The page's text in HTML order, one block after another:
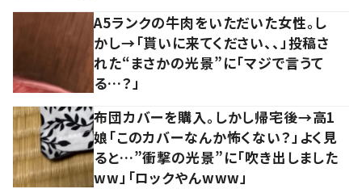
A5ランクの牛肉をいただいた女性。し
かし→「貰いに来てください、、」投稿さ
れた“まさかの光景”に「マジで言うて
る…？」
布団カバーを購入。しかし帰宅後→高1
娘「このカバーなんか怖くない？」よく見
ると…”衝撃の光景”に「吹き出しました
ww」「ロックやんwww」